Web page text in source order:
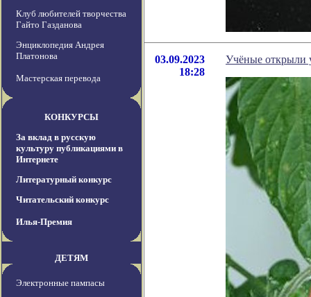
Клуб любителей творчества
Гайто Газданова
Энциклопедия Андрея
Платонова
Мастерская перевода
КОНКУРСЫ
За вклад в русскую
культуру публикациями в
Интернете
Литературный конкурс
Читательский конкурс
Илья-Премия
ДЕТЯМ
Электронные пампасы
03.09.2023
18:28
Учёные открыли